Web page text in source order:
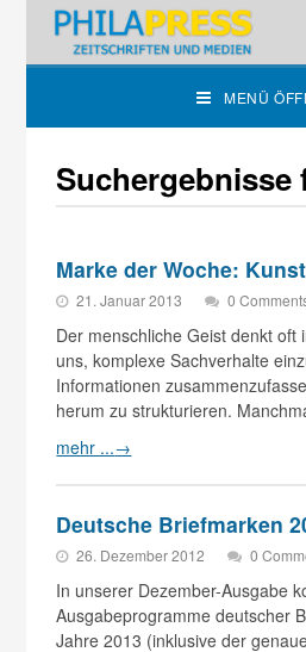
MENÜ
Suchergebnisse
Marke der Woche:
21. Januar 2013 0
Der menschliche Geist denkt oft
uns, komplexe Sachverhalte
Informationen
herum zu strukturieren.
mehr ...→
Deutsche Briefmarken
26. Dezember 2012 0
In unserer Dezember-Ausgabe
Ausgabeprogramme deutscher
Jahre 2013 (inklusive der